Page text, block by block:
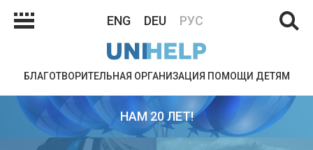
ENG DEU РУС
БЛАГОТВОРИТЕЛЬНАЯ ОРГАНИЗАЦИЯ ПОМОЩИ ДЕТЯМ
НАМ 20 ЛЕТ!